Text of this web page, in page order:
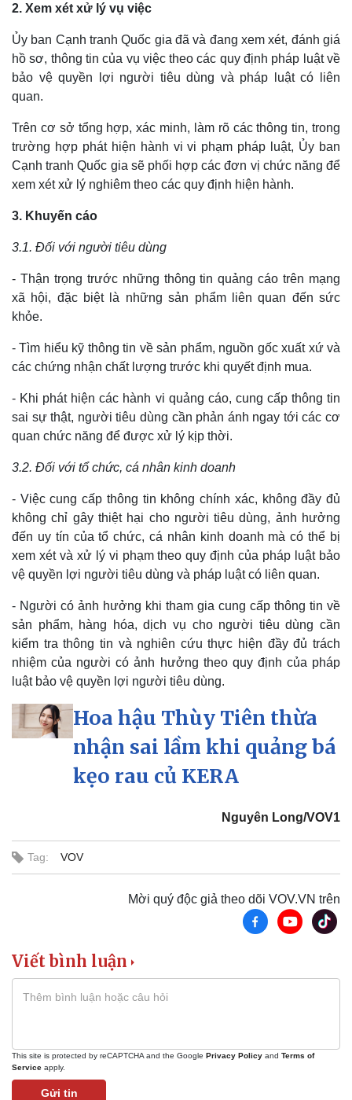
Kinh tế
Bất động sản
Khởi nghiệp
Thị trường
Giá vàng
Tiêu dùng
Tỷ giá
Chứng khoán
Tư vấn luật
Quân sự - Quốc phòng
2. Xem xét xử lý vụ việc
Ủy ban Cạnh tranh Quốc gia đã và đang xem xét, đánh giá
hồ sơ, thông tin của vụ việc theo các quy định pháp luật về
bảo vệ quyền lợi người tiêu dùng và pháp luật có liên
quan.
Trên cơ sở tổng hợp, xác minh, làm rõ các thông tin, trong
trường hợp phát hiện hành vi vi phạm pháp luật, Ủy ban
Cạnh tranh Quốc gia sẽ phối hợp các đơn vị chức năng để
xem xét xử lý nghiêm theo các quy định hiện hành.
3. Khuyến cáo
3.1. Đối với người tiêu dùng
- Thận trọng trước những thông tin quảng cáo trên mạng
xã hội, đặc biệt là những sản phẩm liên quan đến sức
khỏe.
- Tìm hiểu kỹ thông tin về sản phẩm, nguồn gốc xuất xứ và
các chứng nhận chất lượng trước khi quyết định mua.
- Khi phát hiện các hành vi quảng cáo, cung cấp thông tin
sai sự thật, người tiêu dùng cần phản ánh ngay tới các cơ
quan chức năng để được xử lý kịp thời.
3.2. Đối với tổ chức, cá nhân kinh doanh
- Việc cung cấp thông tin không chính xác, không đầy đủ
không chỉ gây thiệt hại cho người tiêu dùng, ảnh hưởng
đến uy tín của tổ chức, cá nhân kinh doanh mà có thể bị
xem xét và xử lý vi phạm theo quy định của pháp luật bảo
vệ quyền lợi người tiêu dùng và pháp luật có liên quan.
- Người có ảnh hưởng khi tham gia cung cấp thông tin về
sản phẩm, hàng hóa, dịch vụ cho người tiêu dùng cần
kiểm tra thông tin và nghiên cứu thực hiện đầy đủ trách
nhiệm của người có ảnh hưởng theo quy định của pháp
luật bảo vệ quyền lợi người tiêu dùng.
Hoa hậu Thùy Tiên thừa
nhận sai lầm khi quảng bá
kẹo rau củ KERA
Nguyên Long/VOV1
Tag: VOV
Mời quý độc giả theo dõi VOV.VN trên
Viết bình luận
This site is protected by reCAPTCHA and the Google Privacy Policy and Terms of
Service apply.
Gửi tin